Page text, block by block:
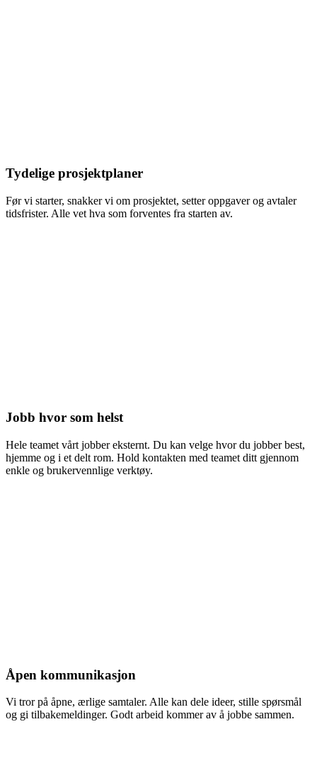
Tydelige prosjektplaner
Før vi starter, snakker vi om prosjektet, setter oppgaver og avtaler
tidsfrister. Alle vet hva som forventes fra starten av.
Jobb hvor som helst
Hele teamet vårt jobber eksternt. Du kan velge hvor du jobber best,
hjemme og i et delt rom. Hold kontakten med teamet ditt gjennom
enkle og brukervennlige verktøy.
Åpen kommunikasjon
Vi tror på åpne, ærlige samtaler. Alle kan dele ideer, stille spørsmål
og gi tilbakemeldinger. Godt arbeid kommer av å jobbe sammen.